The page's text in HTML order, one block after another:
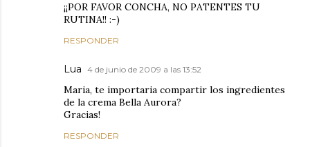
¡¡POR FAVOR CONCHA, NO PATENTES TU
RUTINA!! :-)
RESPONDER
Lua 4 de junio de 2009 a las 13:52
Maria, te importaria compartir los ingredientes
de la crema Bella Aurora?
Gracias!
RESPONDER